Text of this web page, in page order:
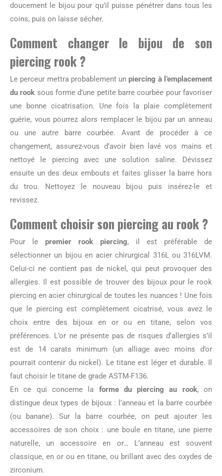
doucement le bijou pour qu’il puisse pénétrer dans tous les
coins, puis on laisse sécher.
Comment changer le bijou de son
piercing rook ?
Le perceur mettra probablement unpiercing à l’emplacement
du rook sous forme d’une petite barre courbée pour favoriser
une bonne cicatrisation. Une fois la plaie complètement
guérie, vous pourrez alors remplacer le bijou par un anneau
ou une autre barre courbée. Avant de procéder à ce
changement, assurez-vous d’avoir bien lavé vos mains et
nettoyé le piercing avec une solution saline. Dévissez
ensuite un des deux embouts et faites glisser la barre hors
du trou. Nettoyez le nouveau bijou puis insérez-le et
revissez.
Comment choisir son piercing au rook?
Pour le premier rook piercing, il est préférable de
sélectionner un bijou en acier chirurgical 316L ou 316LVM.
Celui-ci ne contient pas de nickel, qui peut provoquer des
allergies. Il est possible de trouver des bijoux pour le rook
piercing en acier chirurgical de toutes les nuances ! Une fois
que le piercing est complètement cicatrisé, vous avez le
choix entre des bijoux en or ou en titane, selon vos
préférences. L’or ne présente pas de risques d’allergies s’il
est de 14 carats minimum (un alliage avec moins d’or
pourrait contenir du nickel). Le titane est léger et durable. Il
faut choisir le titane de grade ASTM-F136.
En ce qui concerne la forme du piercing au rook, on
distingue deux types de bijoux : l’anneau et la barre courbée
(ou banane). Sur la barre courbée, on peut ajouter les
accessoires de son choix : une boule en titane, une pierre
naturelle, un accessoire en or… L’anneau est souvent
classique, en or ou en titane, ou brillant avec des oxydes de
zirconium.